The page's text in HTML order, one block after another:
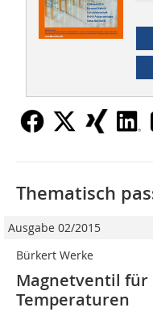
Thematisch
Ausgabe 02/2015
Bürkert Werke
Magnetventil
Temperaturen